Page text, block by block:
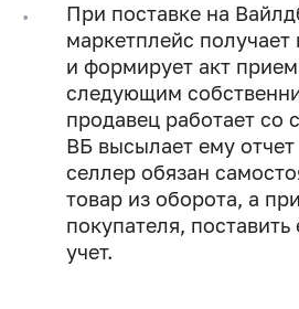
При поставке на
маркетплейс
и формирует акт
следующим
продавец работает со
ВБ высылает ему
селлер обязан
товар из оборота, а
покупателя, поставить
учет.